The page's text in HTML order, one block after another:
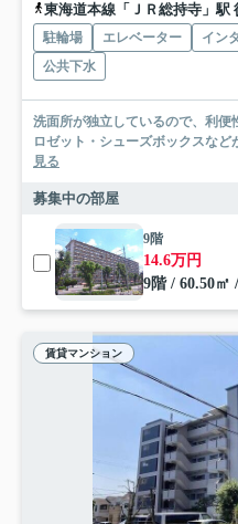
東海道本線「ＪＲ総持寺」駅
駐輪場 エレベーター イン
公共下水
洗面所が独立しているので、利便
ロゼット・シューズボックスな
見る
募集中の部屋
9階
14.6万円
9階 / 60.50㎡
賃貸マンション